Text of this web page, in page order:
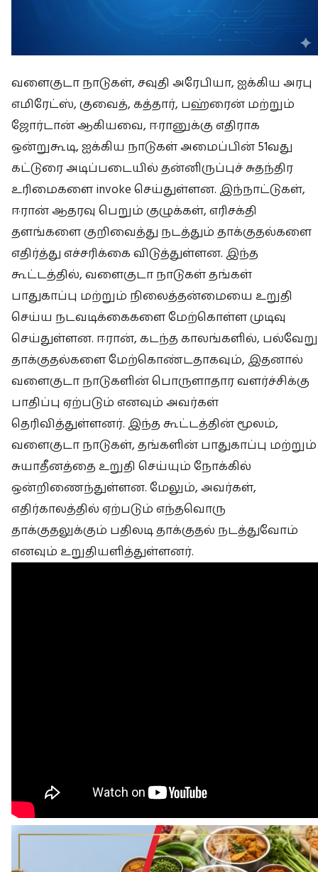
வளைகுடா நாடுகள், சவுதி அரேபியா, ஐக்கிய அரபு
எமிரேட்ஸ், குவைத், கத்தார், பஹ்ரைன் மற்றும்
ஜோர்டான் ஆகியவை, ஈரானுக்கு எதிராக
ஒன்றுகூடி, ஐக்கிய நாடுகள் அமைப்பின் 51வது
கட்டுரை அடிப்படையில் தன்னிருப்புச் சுதந்திர
உரிமைகளை invoke செய்துள்ளன. இந்நாட்டுகள்,
ஈரான் ஆதரவு பெறும் குழுக்கள், எரிசக்தி
தளங்களை குறிவைத்து நடத்தும் தாக்குதல்களை
எதிர்த்து எச்சரிக்கை விடுத்துள்ளன. இந்த
கூட்டத்தில், வளைகுடா நாடுகள் தங்கள்
பாதுகாப்பு மற்றும் நிலைத்தன்மையை உறுதி
செய்ய நடவடிக்கைகளை மேற்கொள்ள முடிவு
செய்துள்ளன. ஈரான், கடந்த காலங்களில், பல்வேறு
தாக்குதல்களை மேற்கொண்டதாகவும், இதனால்
வளைகுடா நாடுகளின் பொருளாதார வளர்ச்சிக்கு
பாதிப்பு ஏற்படும் எனவும் அவர்கள்
தெரிவித்துள்ளனர். இந்த கூட்டத்தின் மூலம்,
வளைகுடா நாடுகள், தங்களின் பாதுகாப்பு மற்றும்
சுயாதீனத்தை உறுதி செய்யும் நோக்கில்
ஒன்றிணைந்துள்ளன. மேலும், அவர்கள்,
எதிர்காலத்தில் ஏற்படும் எந்தவொரு
தாக்குதலுக்கும் பதிலடி தாக்குதல் நடத்துவோம்
எனவும் உறுதியளித்துள்ளனர்.